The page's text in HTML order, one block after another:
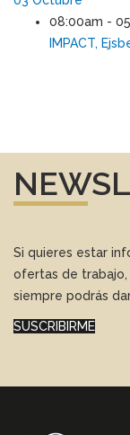
08:00am -
IMPACT,
Si quieres estar
ofertas de trabajo,
siempre podrás
SUSCRIBIRME